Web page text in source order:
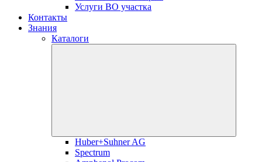
Услуги ВО участка
Контакты
Знания
Каталоги
Huber+Suhner AG
Spectrum